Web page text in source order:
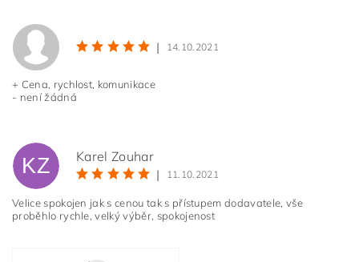
Vložením hodnocení souhlasíte spodmínkami ochrany
osobních údajů
| 14.10.2021
+ Cena, rychlost, komunikace
- není žádná
KZ
Karel Zouhar
|
11.10.2021
Velice spokojen jak s cenou tak s přístupem dodavatele, vše
proběhlo rychle, velký výběr, spokojenost